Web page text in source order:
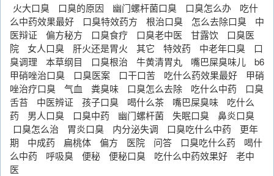
火大口臭 口臭的原因 幽门螺杆菌口臭 口臭怎么办
吃什
么中药效果最好
口臭特效药方 根治口臭 怎么去除口臭
中
医辩证
偏方秘方 口臭食疗 口臭老中医 甘露饮
口臭医
院
女人口臭 肝火还是胃火 其它 特效药 中老年口臭
口
臭调理
本草纲目 口臭根治 牛黄清胃丸 嘴巴屎臭味儿
b6
甲硝唑治口臭
口臭医案 口干口苦 吃什么药效果最好
甲硝
唑治疗口臭
气血 粪臭味 口臭怎么去除 吃什么中药
口臭
舌苔
中医辨证 孩子口臭 喝什么茶 嘴巴屎臭味
吃什么
药
男人口臭 口臭中药 幽门螺杆菌 失眠口臭
鼻炎口臭
口臭怎么治
胃炎口臭 内分泌失调 口臭吃什么中药
更年
期
中成药 扁桃体 偏方 医院 问答 口臭吃什么药
喝什
么中药
呼吸臭 便秘 便秘口臭 吃什么中药效果好
老中
医